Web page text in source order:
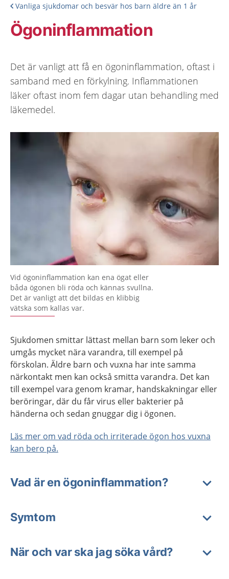
Vanliga sjukdomar och besvär hos barn äldre än 1 år
Ögoninflammation
Det är vanligt att få en ögoninflammation, oftast i
samband med en förkylning. Inflammationen
läker oftast inom fem dagar utan behandling med
läkemedel.
Vid ögoninflammation kan ena ögat eller
båda ögonen bli röda och kännas svullna.
Det är vanligt att det bildas en klibbig
vätska som kallas var.
Sjukdomen smittar lättast mellan barn som leker och
umgås mycket nära varandra, till exempel på
förskolan. Äldre barn och vuxna har inte samma
närkontakt men kan också smitta varandra. Det kan
till exempel vara genom kramar, handskakningar eller
beröringar, där du får virus eller bakterier på
händerna och sedan gnuggar dig i ögonen.
Läs mer om vad röda och irriterade ögon hos vuxna
kan bero på.
Vad är en ögoninflammation?
Symtom
När och var ska jag söka vård?